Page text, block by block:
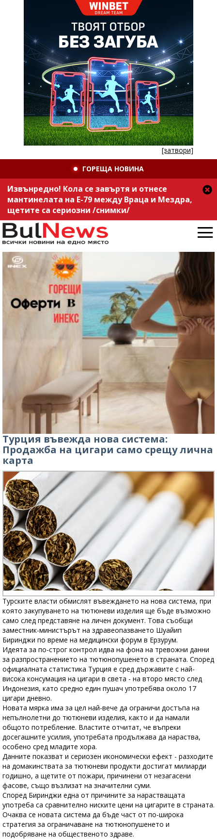
[затвори]
ГОРЕЩА НОВИНА
Извънредно! Кола се завъртя и отнесе
мантинелата на Е-79 между Враца и Мездра,
щетите са сериозни /снимки/
Турция въвежда нова система:
Продажба на цигари само срещу лична
карта
Турските власти обмислят въвеждането на нова система, при
която закупуването на тютюневи изделия ще бъде възможно
само след представяне на личен документ. Това съобщи
заместник-министърът на здравеопазването Шуайип
Биринджи по време на медицински форум в Ерзурум.
Идеята за по-строг контрол идва на фона на тревожни данни
за разпространението на тютюнопушенето в страната. Според
официалната статистика Турция е сред държавите с най-
висока консумация на цигари в света - на второ място след
Индонезия, като средно един пушач употребява около 17
цигари дневно.
Новата мярка има за цел най-вече да ограничи достъпа на
непълнолетни до тютюневи изделия, както и да намали
общото потребление. Властите отчитат, че въпреки
досегашните усилия, употребата продължава да нараства,
особено сред младите хора.
Данните показват и сериозен икономически ефект - разходите
на домакинствата за тютюневи продукти достигат милиарди
годишно, а щетите от пожари, причинени от незагасени
фасове, също възлизат на значителни суми.
Според Биринджи една от причините за нарастващата
употреба са сравнително ниските цени на цигарите в страната.
Очаква се новата система да бъде част от по-широка
стратегия за ограничаване на тютюнопушенето и
подобряване на общественото здраве.